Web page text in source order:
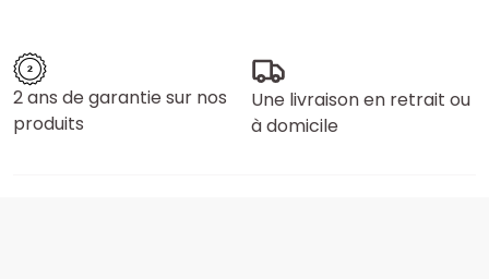
2 ans de garantie sur nos
produits
Une livraison en retrait ou
à domicile